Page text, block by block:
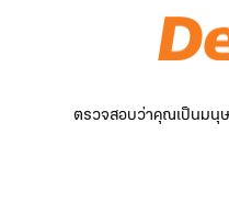
ตรวจสอบว่าคุณเป็นมนุษ